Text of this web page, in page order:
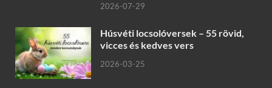
2026-07-29
Húsvéti locsolóversek – 55 rövid,
vicces és kedves vers
2026-03-25